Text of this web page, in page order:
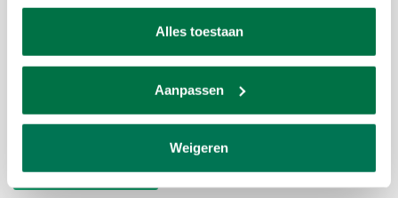
Alles toestaan
Aanpassen
Weigeren
Kan iemand mij de spelregels in het Nederlands toe sturen. Van
Ik ben ze kwijt.
Bedankt alvast. Gr Marij.
JANUARY 01, 2021 10:10
Add your review